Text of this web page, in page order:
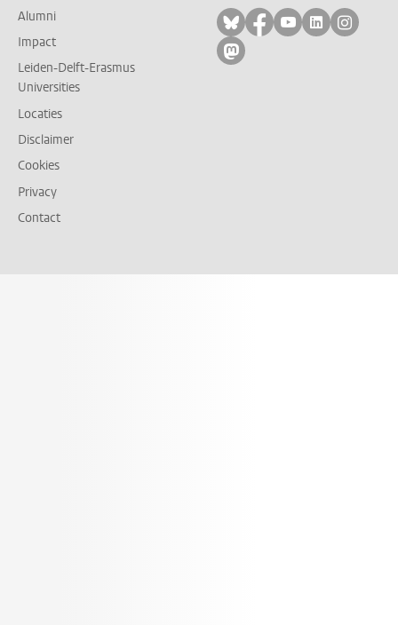
Alumni
Impact
Leiden-Delft-Erasmus
Universities
Locaties
Disclaimer
Cookies
Privacy
Contact
Volg ons op bluesky
Volg ons op
Volg ons op
Volg ons
Volg
Volg ons op mastodon